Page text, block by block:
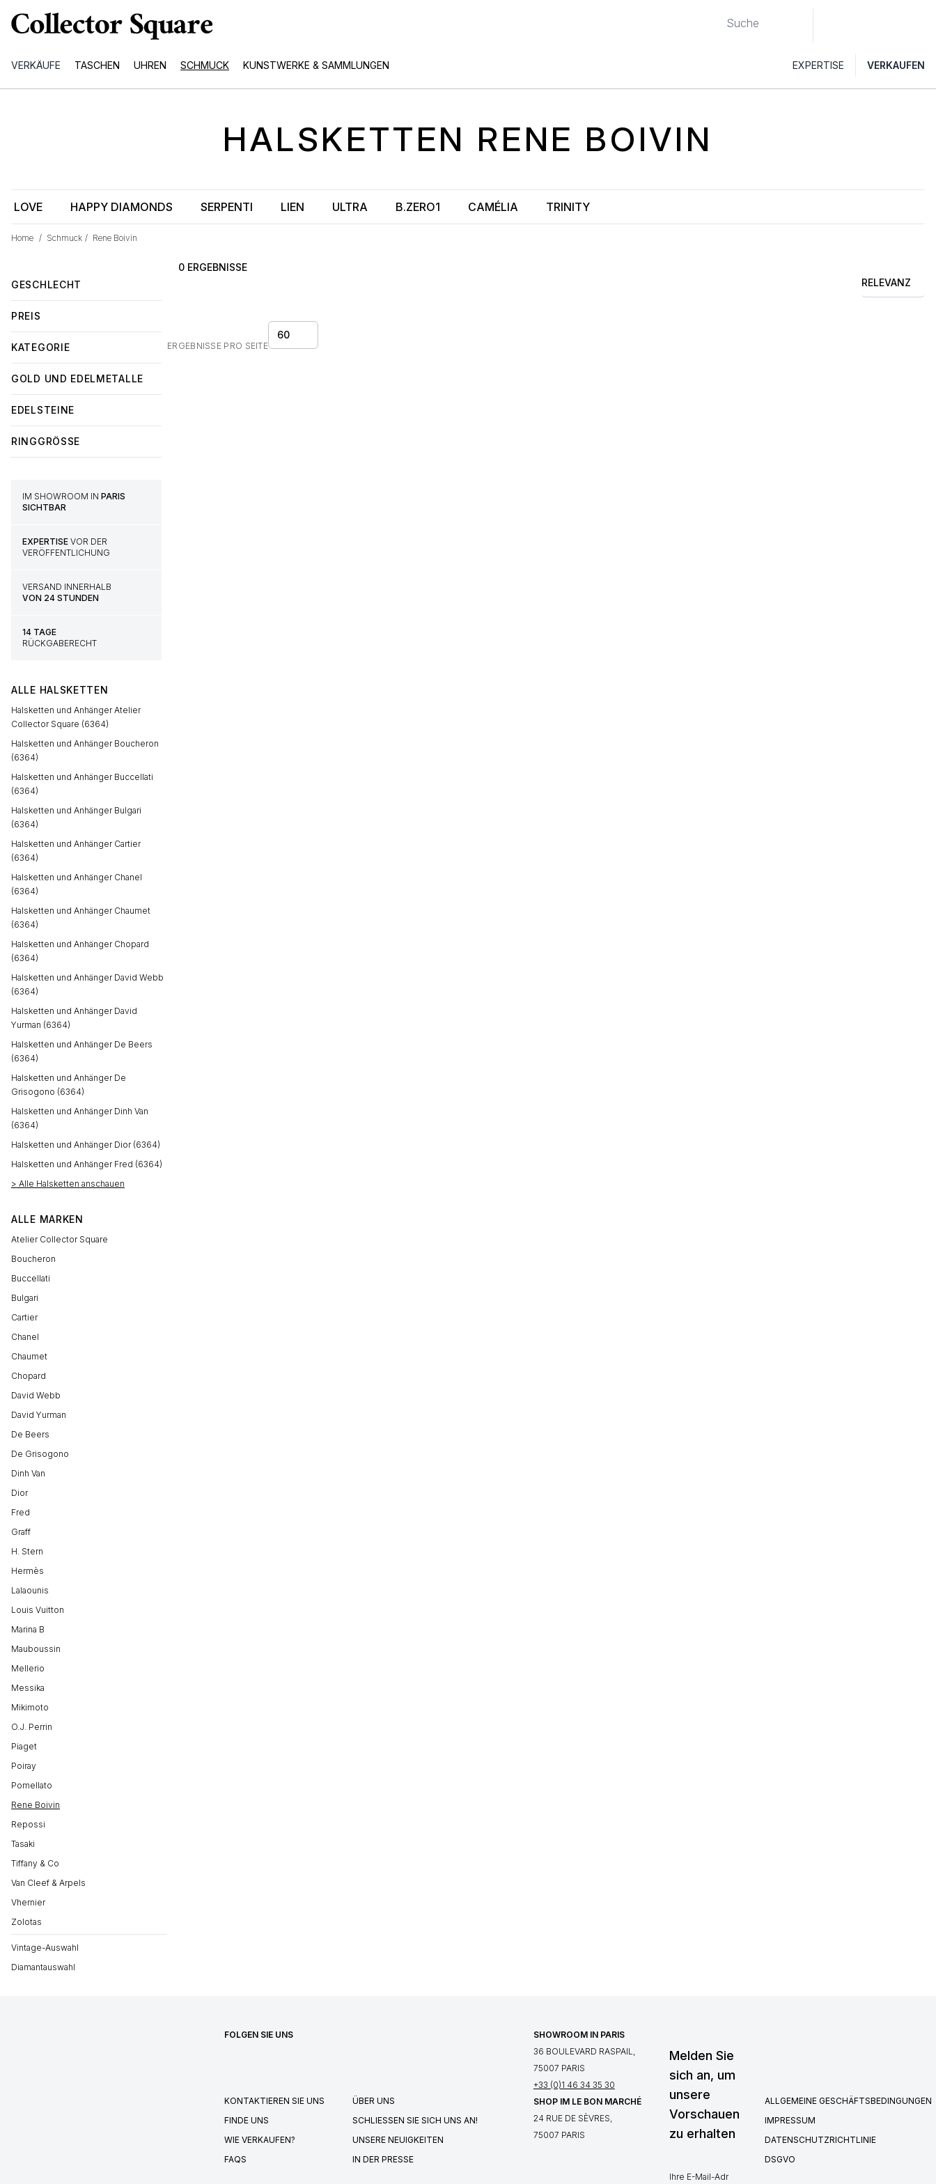
VERKÄUFE TASCHEN UHREN SCHMUCK KUNSTWERKE & SAMMLUNGEN EXPERTISE VERKAUFEN
Home / Schmuck / Rene Boivin
HALSKETTEN RENE BOIVIN
LOVE HAPPY DIAMONDS SERPENTI LIEN ULTRA B.ZERO1 CAMÉLIA TRINITY
RELEVANZ
0 ERGEBNISSE
GESCHLECHT
PREIS
KATEGORIE
GOLD UND EDELMETALLE
EDELSTEINE
RINGGRÖSSE
IM SHOWROOM IN PARIS
SICHTBAR
EXPERTISE VOR DER
VERÖFFENTLICHUNG
VERSAND INNERHALB
VON 24 STUNDEN
14 TAGE
RÜCKGABERECHT
ALLE HALSKETTEN
Halsketten und Anhänger Atelier
Collector Square (6364)
Halsketten und Anhänger Boucheron
(6364)
Halsketten und Anhänger Buccellati
(6364)
Halsketten und Anhänger Bulgari
(6364)
Halsketten und Anhänger Cartier
(6364)
Halsketten und Anhänger Chanel
(6364)
Halsketten und Anhänger Chaumet
(6364)
Halsketten und Anhänger Chopard
(6364)
Halsketten und Anhänger David Webb
(6364)
Halsketten und Anhänger David
Yurman (6364)
Halsketten und Anhänger De Beers
(6364)
Halsketten und Anhänger De
Grisogono (6364)
Halsketten und Anhänger Dinh Van
(6364)
Halsketten und Anhänger Dior (6364)
Halsketten und Anhänger Fred (6364)
> Alle Halsketten anschauen
ALLE MARKEN
Atelier Collector Square
Boucheron
Buccellati
Bulgari
Cartier
Chanel
Chaumet
Chopard
David Webb
David Yurman
De Beers
De Grisogono
Dinh Van
Dior
Fred
Graff
H. Stern
Hermès
Lalaounis
Louis Vuitton
Marina B
Mauboussin
Mellerio
Messika
Mikimoto
O.J. Perrin
Piaget
Poiray
Pomellato
Rene Boivin
Repossi
Tasaki
Tiffany & Co
Van Cleef & Arpels
Vhernier
Zolotas
Vintage-Auswahl
Diamantauswahl
ERGEBNISSE PRO SEITE
60
Melden Sie
sich an, um
unsere
Vorschauen
zu erhalten
FOLGEN SIE UNS
KONTAKTIEREN SIE UNS
FINDE UNS
WIE VERKAUFEN?
FAQS
ÜBER UNS
SCHLIESSEN SIE SICH UNS AN!
UNSERE NEUIGKEITEN
IN DER PRESSE
ALLGEMEINE GESCHÄFTSBEDINGUNGEN
IMPRESSUM
DATENSCHUTZRICHTLINIE
DSGVO
SHOWROOM IN PARIS
36 BOULEVARD RASPAIL,
75007 PARIS
+33 (0)1 46 34 35 30
SHOP IM LE BON MARCHÉ
24 RUE DE SÈVRES,
75007 PARIS